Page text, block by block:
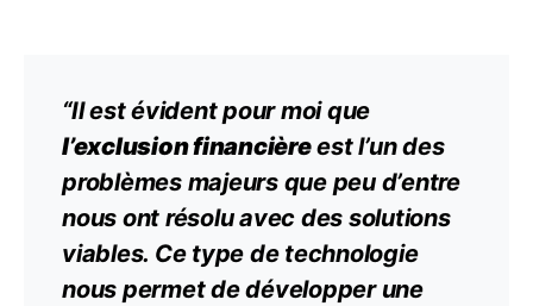
“Il est évident pour moi que
l’exclusion financièreest l’un des
problèmes majeurs que peu d’entre
nous ont résolu avec des solutions
viables. Ce type de technologie
nous permet de développer une